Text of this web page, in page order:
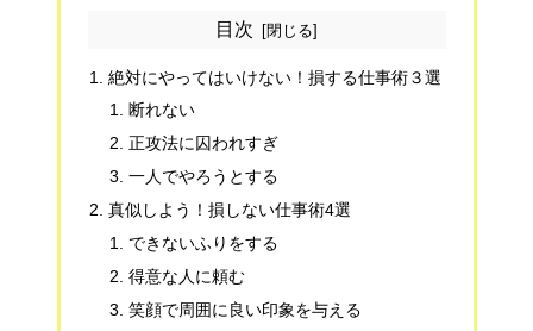
目次
絶対にやってはいけない！損する仕事術３選
断れない
正攻法に囚われすぎ
一人でやろうとする
真似しよう！損しない仕事術4選
できないふりをする
得意な人に頼む
笑顔で周囲に良い印象を与える